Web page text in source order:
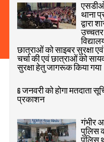
थाना
द्वारा
उच्चतर
छात्राओं को साइबर सुरक्षा
चर्चा की एवं छात्राओं को
सुरक्षा हेतु जागरूक किया गया
6 जनवरी को होगा मतदाता
प्रकाशन
गंभीर
पुलिस